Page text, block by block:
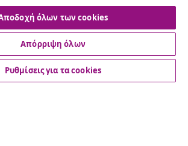
από τη σύμβαση
πελατών
όλων των cookies
Απόρριψη όλων
Ρυθμίσεις για τα cookies